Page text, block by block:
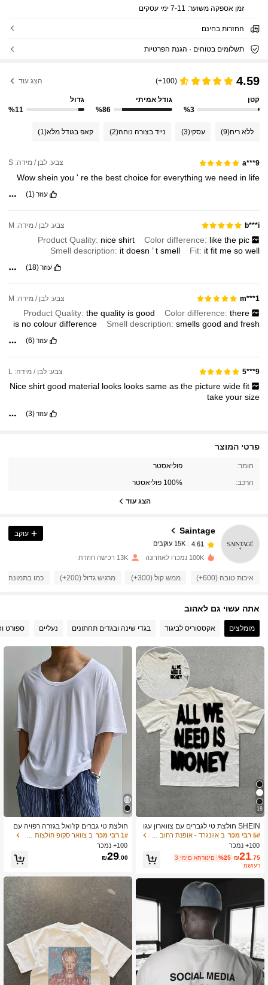
זמן אספקה ​​משוער: 7-11 ימי עסקים
החזרות בחינם
תשלומים בטוחים · הגנת הפרטיות
4.59
(100+) הצג עוד
קטן
%3
גודל אמיתי
%86
גדול
%11
ללא ריח(9) עסקי(3) נייד בצורה נוחה(2) קאפ בגודל מלא(1)
a***9 צבע: לבן / מידה: S
Wow shein you ' re the best choice for everything we need in life
עוזר(1)
b***i צבע: לבן / מידה: M
Product Quality: niceshirt Color difference: likethe pic
Smell description: it doesn ’t smell Fit: it fit me so well
עוזר(18)
m***1 צבע: לבן / מידה: M
Product Quality:thequality isgood Color difference:there
is no colour difference Smell description: smells good and fresh
עוזר(6)
9***5 צבע: לבן / מידה: L
Niceshirtgood material looks lookssameasthe picturewidefit
take your size
עוזר(3)
פרטי המוצר
חומר: פוליאסטר
הרכב: 100% פוליאסטר
הצג עוד
Saintage
15K עוקבים
15K עוקבים
g***a
שילםלפני יום אחד
4.61
4.61 15K עוקבים
4.61 15K עוקבים
4.61 15K עוקבים
4.61 15K עוקבים
4.61
4.61
4.61 15K עוקבים
עוקב
100K נמכרו לאחרונה 13K רכישה חוזרת
איכות טובה (600+) ממש קול (300+) מרגיש גדול (200+) כמו בתמונה (200+)
אתה עשוי גם לאהוב
מומלצים אקססוריס לביגוד בגדי שינה ובגדים תחתונים נעליים ספורט
18
SHEIN חולצת טי לגברים עם צווארון עגו
ל וגזרה קצרה בצבעים מנוגדים
5# רבי מכר
ב אוונגרד - אופנת רחוב היפ הופ חולצות טי לגברים
100+ נמכר
₪21.75
%25
3 ימים אחרונים
משוער
חולצת טי גברים קז'ואל בגזרה רפויה עם
צוואון עגול ושרוול קצר, אופנתית וספורטי
בית לקיץ
1# רבי מכר
ב צוואר סקופ חולצות טי לגברים
100+ נמכר
₪29.00